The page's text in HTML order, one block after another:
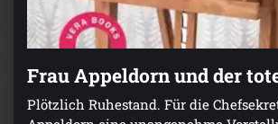
Frau Appeldorn und der
Plötzlich Ruhestand. Für die